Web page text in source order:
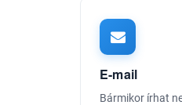
E-mail
Bármikor írhat